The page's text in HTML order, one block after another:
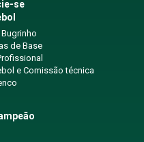
se
de Base
e Comissão técnica